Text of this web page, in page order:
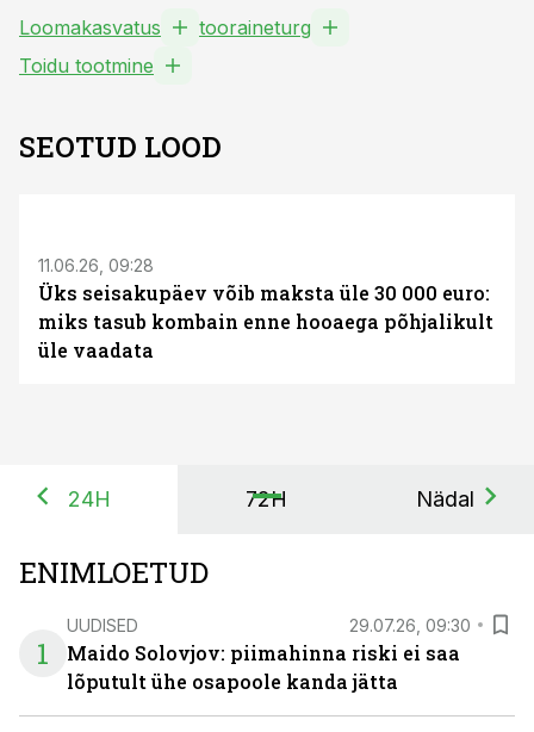
Loomakasvatus
tooraineturg
Toidu tootmine
SEOTUD LOOD
11.06.26, 09:28
Üks seisakupäev võib maksta üle 30 000 euro:
miks tasub kombain enne hooaega põhjalikult
üle vaadata
24H 72H Nädal
ENIMLOETUD
1
UUDISED 29.07.26, 09:30
Maido Solovjov: piimahinna riski ei saa
lõputult ühe osapoole kanda jätta